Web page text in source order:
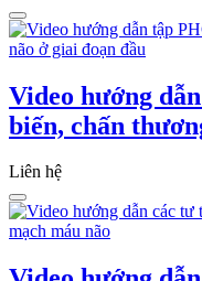
Video hướng
biến, chấn
Liên hệ